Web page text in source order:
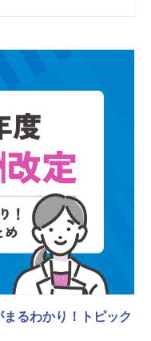
まるわかり！トピック